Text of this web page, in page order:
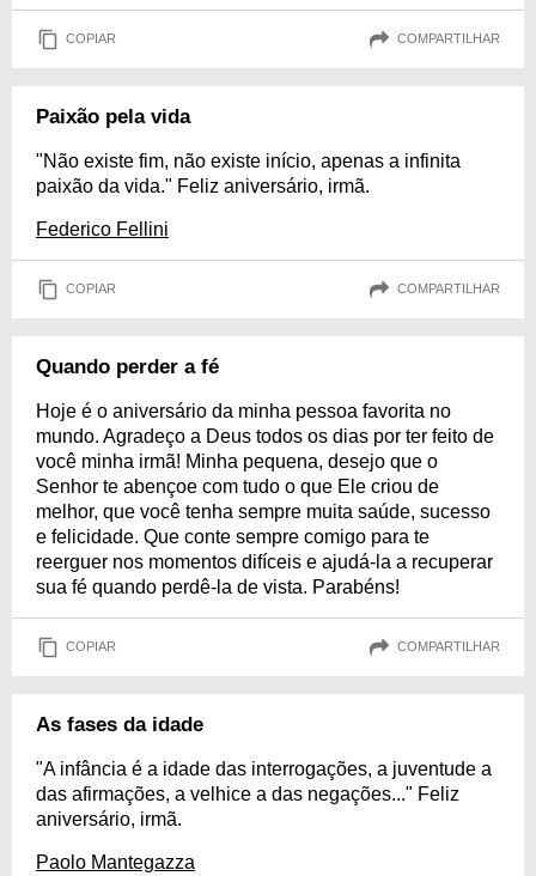
COPIAR COMPARTILHAR
Paixão pela vida
"Não existe fim, não existe início, apenas a infinita
paixão da vida." Feliz aniversário, irmã.
Federico Fellini
COPIAR COMPARTILHAR
Quando perder a fé
Hoje é o aniversário da minha pessoa favorita no
mundo. Agradeço a Deus todos os dias por ter feito de
você minha irmã! Minha pequena, desejo que o
Senhor te abençoe com tudo o que Ele criou de
melhor, que você tenha sempre muita saúde, sucesso
e felicidade. Que conte sempre comigo para te
reerguer nos momentos difíceis e ajudá-la a recuperar
sua fé quando perdê-la de vista. Parabéns!
COPIAR COMPARTILHAR
As fases da idade
"A infância é a idade das interrogações, a juventude a
das afirmações, a velhice a das negações..." Feliz
aniversário, irmã.
Paolo Mantegazza